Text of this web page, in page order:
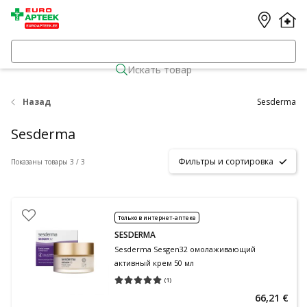
Искать товар
Назад Sesderma
Sesderma
Показаны товары 3 / 3 Фильтры и сортировка
Только в интернет-аптеке
SESDERMA
Sesderma Sesgen32 омолаживающий
активный крем 50 мл
(1)
Средняя оценка 5.00
66,21 €